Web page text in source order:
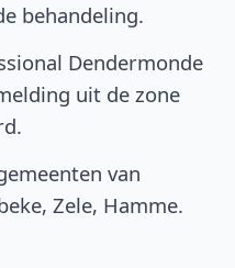
behandeling.
Dendermonde
uit de zone
van
Zele, Hamme.